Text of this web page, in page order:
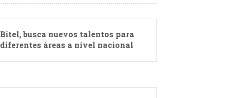
Bitel, busca nuevos talentos para
diferentes áreas a nivel nacional